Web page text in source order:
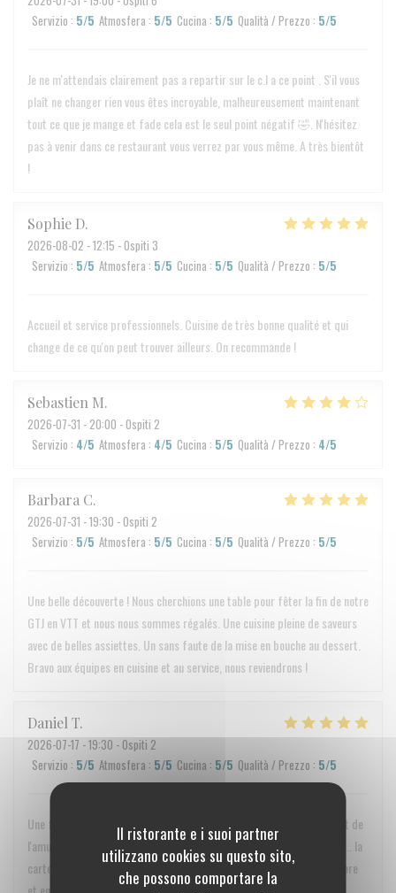
Il ristorante e i suoi partner
utilizzano cookies su questo sito,
che possono comportare la
Servizio : 5/5 Atmosfera : 5/5 Cucina : 5/5 Qualità / Prezzo : 5/5
Je ne m'attendais clairement pas a repartir sur le c.l a ce point . S'il vous
plaît ne changer rien vous êtes incroyable, malheureusement maintenant
tout ce que je mange et fade cela est le seul point négatif 🤣. N'hésitez
pas à venir dans ce restaurant vous verrez par vous même. A très bientôt
!
Sophie D
2026-08-02 - 12:15 - Ospiti 3
Servizio : 5/5 Atmosfera : 5/5 Cucina : 5/5 Qualità / Prezzo : 5/5
Accueil et service professionnels. Cuisine de très bonne qualité et qui
change de ce qu'on peut trouver ailleurs. On recommande !
Sebastien M
2026-07-31 - 20:00 - Ospiti 2
Servizio : 4/5 Atmosfera : 4/5 Cucina : 5/5 Qualità / Prezzo : 4/5
Barbara C
2026-07-31 - 19:30 - Ospiti 2
Servizio : 5/5 Atmosfera : 5/5 Cucina : 5/5 Qualità / Prezzo : 5/5
Une belle découverte ! Nous cherchions une table pour fêter la fin de notre
GTJ en VTT et nous nous sommes régalés. Une cuisine pleine de saveurs
avec de belles assiettes. Un sans faute de la mise en bouche au dessert.
Bravo aux équipes en cuisine et au service, nous reviendrons !
Daniel T
2026-07-17 - 19:30 - Ospiti 2
Servizio : 5/5 Atmosfera : 5/5 Cucina : 5/5 Qualità / Prezzo : 5/5
Une fois de plus, nous avons été ravi. Très bon accueil, repas excellent de
l'amuse bouche au désert, tout est parfait : portion, assaisonnement... la
carte entière fait envie. Bref c'était "merveilleux", on y reviendra encore